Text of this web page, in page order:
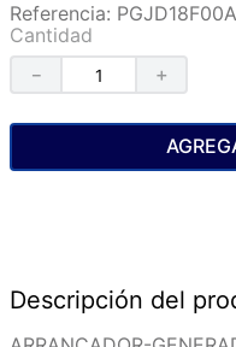
Referencia: PGJD18F00A
Cantidad
＋
－
Descripción del